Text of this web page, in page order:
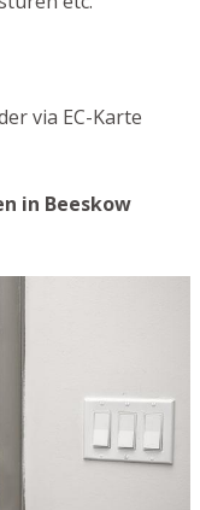
via EC-Karte
in Beeskow